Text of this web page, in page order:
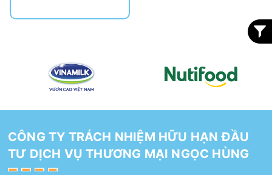
CÔNG TY TRÁCH NHIỆM HỮU HẠN ĐẦU
TƯ DỊCH VỤ THƯƠNG MẠI NGỌC HÙNG